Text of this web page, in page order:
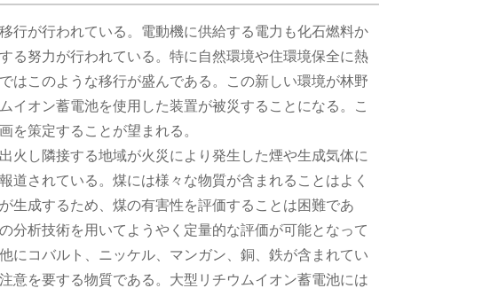
行が行われている。電動機に供給する電力も化石燃料か
る努力が行われている。特に自然環境や住環境保全に熱
はこのような移行が盛んである。この新しい環境が林野
イオン蓄電池を使用した装置が被災することになる。こ
を策定することが望まれる。
火し隣接する地域が火災により発生した煙や生成気体に
されている。煤には様々な物質が含まれることはよく
生成するため、煤の有害性を評価することは困難であ
分析技術を用いてようやく定量的な評価が可能となって
にコバルト、ニッケル、マンガン、銅、鉄が含まれてい
意を要する物質である。大型リチウムイオン蓄電池には